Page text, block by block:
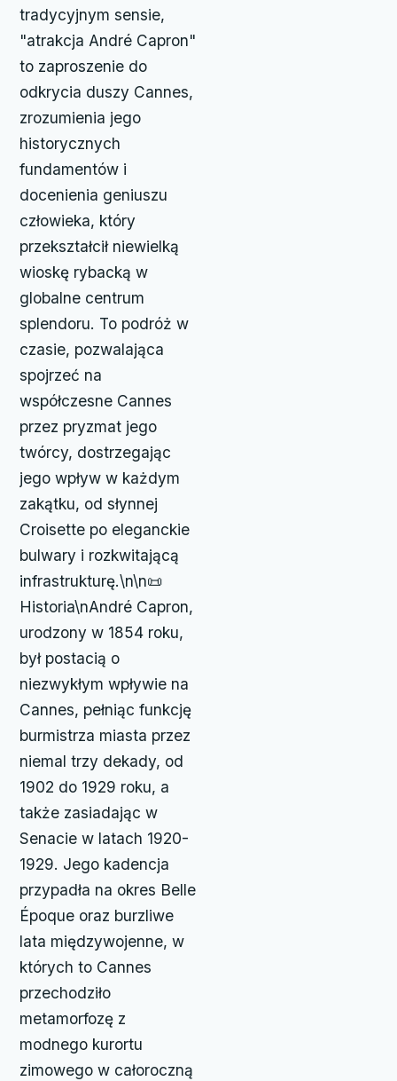
tradycyjnym sensie,
"atrakcja André Capron"
to zaproszenie do
odkrycia duszy Cannes,
zrozumienia jego
historycznych
fundamentów i
docenienia geniuszu
człowieka, który
przekształcił niewielką
wioskę rybacką w
globalne centrum
splendoru. To podróż w
czasie, pozwalająca
spojrzeć na
współczesne Cannes
przez pryzmat jego
twórcy, dostrzegając
jego wpływ w każdym
zakątku, od słynnej
Croisette po eleganckie
bulwary i rozkwitającą
infrastrukturę.\n\n📜
Historia\nAndré Capron,
urodzony w 1854 roku,
był postacią o
niezwykłym wpływie na
Cannes, pełniąc funkcję
burmistrza miasta przez
niemal trzy dekady, od
1902 do 1929 roku, a
także zasiadając w
Senacie w latach 1920-
1929. Jego kadencja
przypadła na okres Belle
Époque oraz burzliwe
lata międzywojenne, w
których to Cannes
przechodziło
metamorfozę z
modnego kurortu
zimowego w całoroczną